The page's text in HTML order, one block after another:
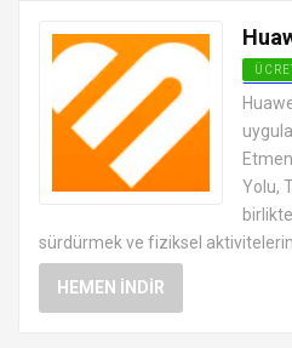
Yolu,
sürdürmek ve fiziksel
HEMEN İNDIR